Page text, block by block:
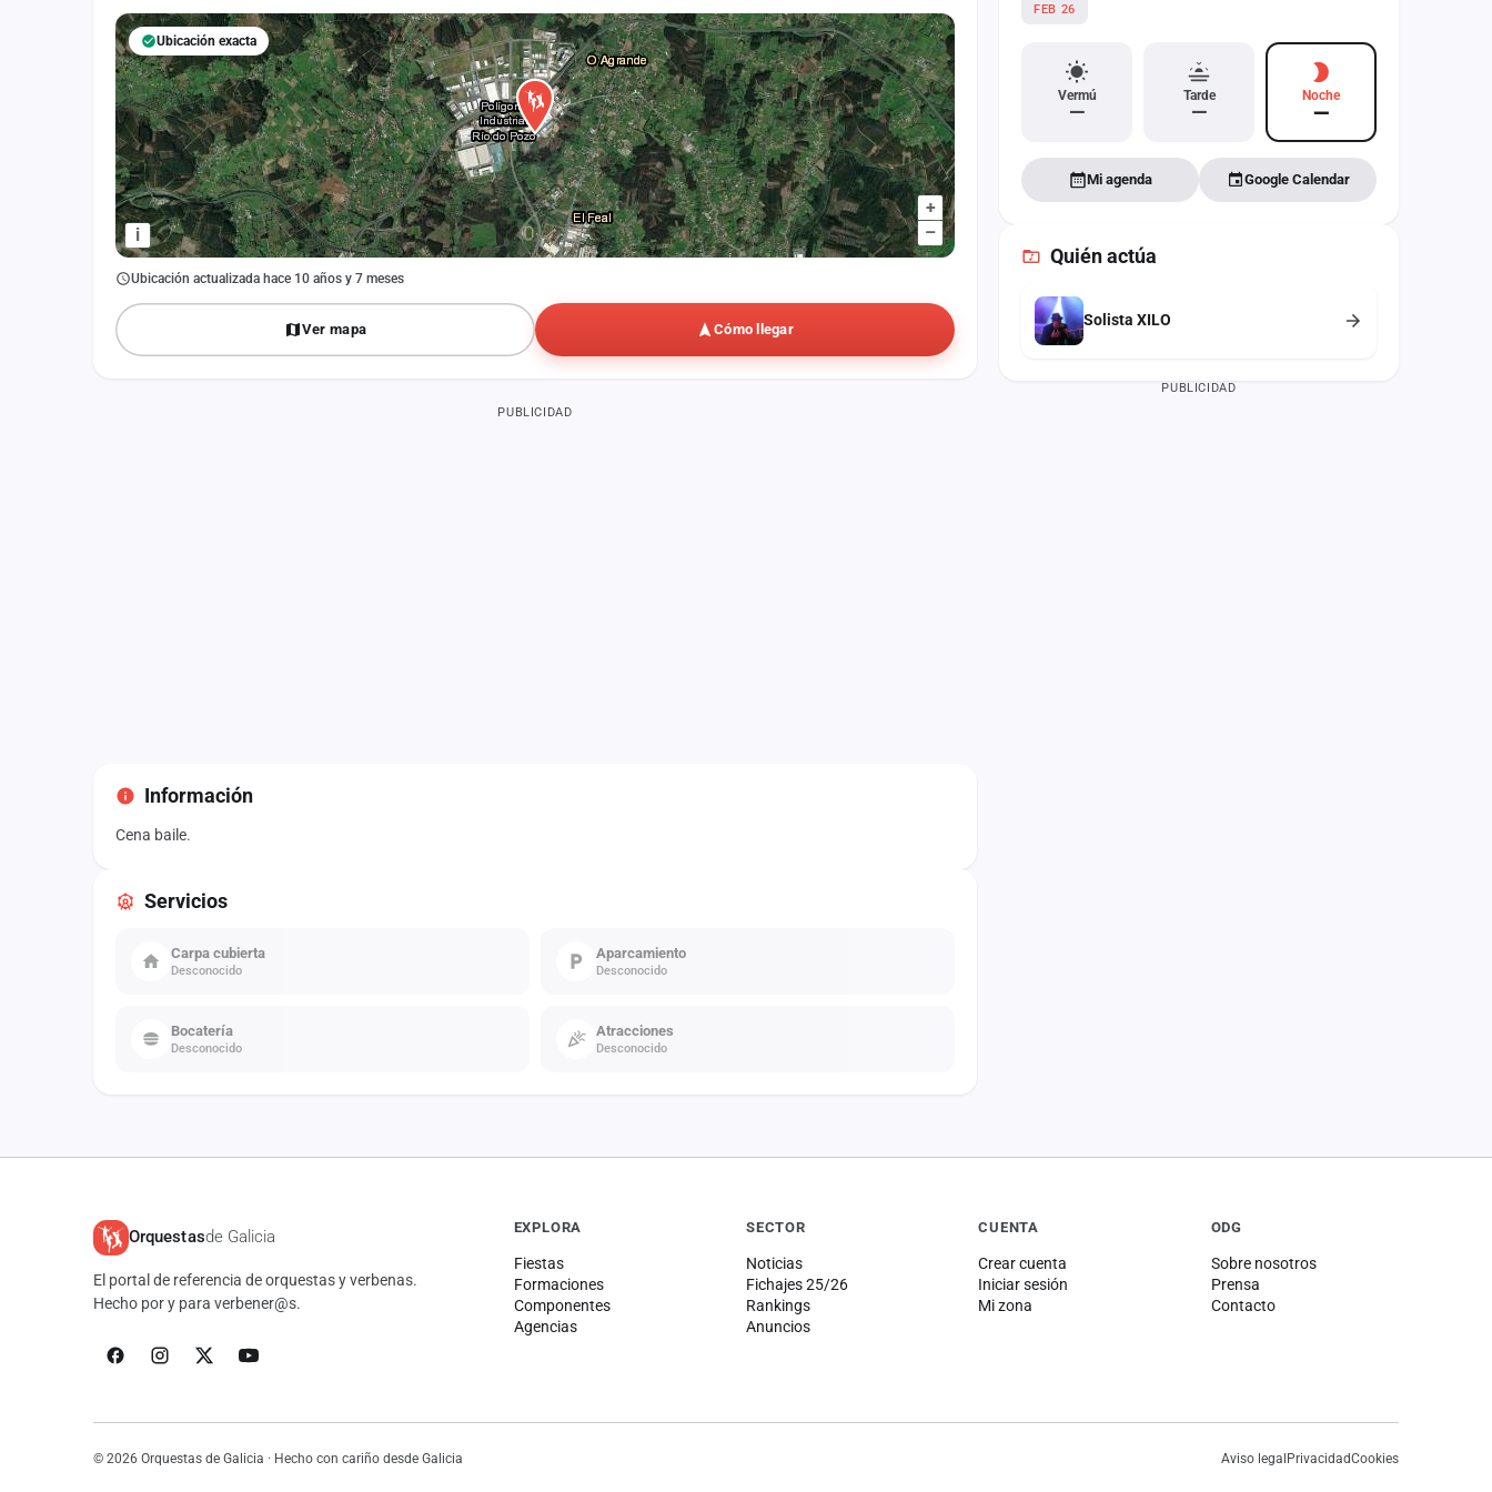
+
–
i
Ubicación exacta
Ubicación actualizada hace 10 años y 7 meses
Ver mapa Cómo llegar
PUBLICIDAD
Información
Cena baile.
Servicios
Carpa cubierta
Desconocido
Aparcamiento
Desconocido
Bocatería
Desconocido
Atracciones
Desconocido
FEB 26
Vermú
—
Tarde
—
Noche
—
Mi agenda Google Calendar
Quién actúa
Solista XILO
PUBLICIDAD
Orquestasde Galicia
El portal de referencia de orquestas y verbenas.
Hecho por y para verbener@s.
EXPLORA
Fiestas
Formaciones
Componentes
Agencias
SECTOR
Noticias
Fichajes 25/26
Rankings
Anuncios
CUENTA
Crear cuenta
Iniciar sesión
Mi zona
ODG
Sobre nosotros
Prensa
Contacto
© 2026 Orquestas de Galicia · Hecho con cariño desde Galicia Aviso legalPrivacidadCookies
Iniciar sesión
Crear cuenta
Administración